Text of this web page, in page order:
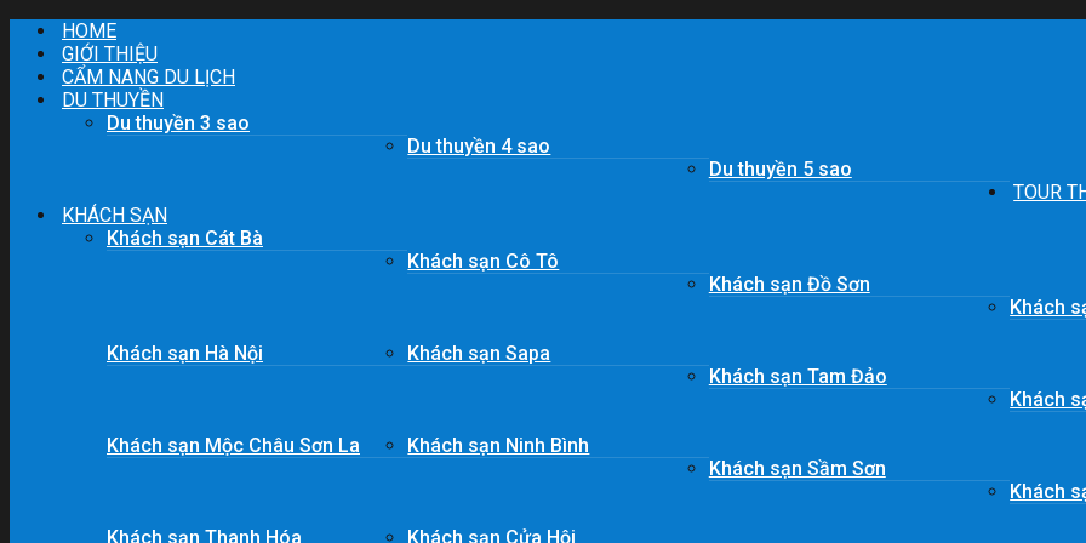
Skip
content
HOME
GIỚI THIỆU
CẨM NANG DU LỊCH
DU THUYỀN
Du thuyền 3 sao
Du thuyền 4 sao
Du thuyền 5 sao
TOUR
KHÁCH SẠN
Khách sạn Cát Bà
Khách sạn Cô Tô
Khách sạn Đồ Sơn
Khách
Khách sạn Hà Nội
Khách sạn Sapa
Khách sạn Tam Đảo
Khách
Khách sạn Mộc Châu Sơn La
Khách sạn Ninh Bình
Khách sạn Sầm Sơn
Khách
Khách sạn Thanh Hóa
Khách sạn Cửa Hội